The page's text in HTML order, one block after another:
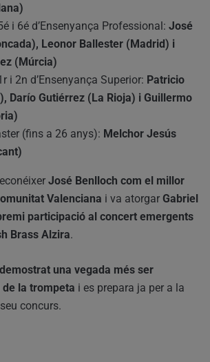
i 6é d’Ensenyança Professional: José
Leonor Ballester (Madrid) i
(Múrcia)
i 2n d’Ensenyança Superior: Patricio
Darío Gutiérrez (La Rioja) i Guillermo
(fins a 26 anys): Melchor Jesús
José Benlloch com el millor
Valenciana i va atorgar Gabriel
participació al concert emergents
Brass Alzira.
una vegada més ser
de la trompeta i es prepara ja per a la
concurs.